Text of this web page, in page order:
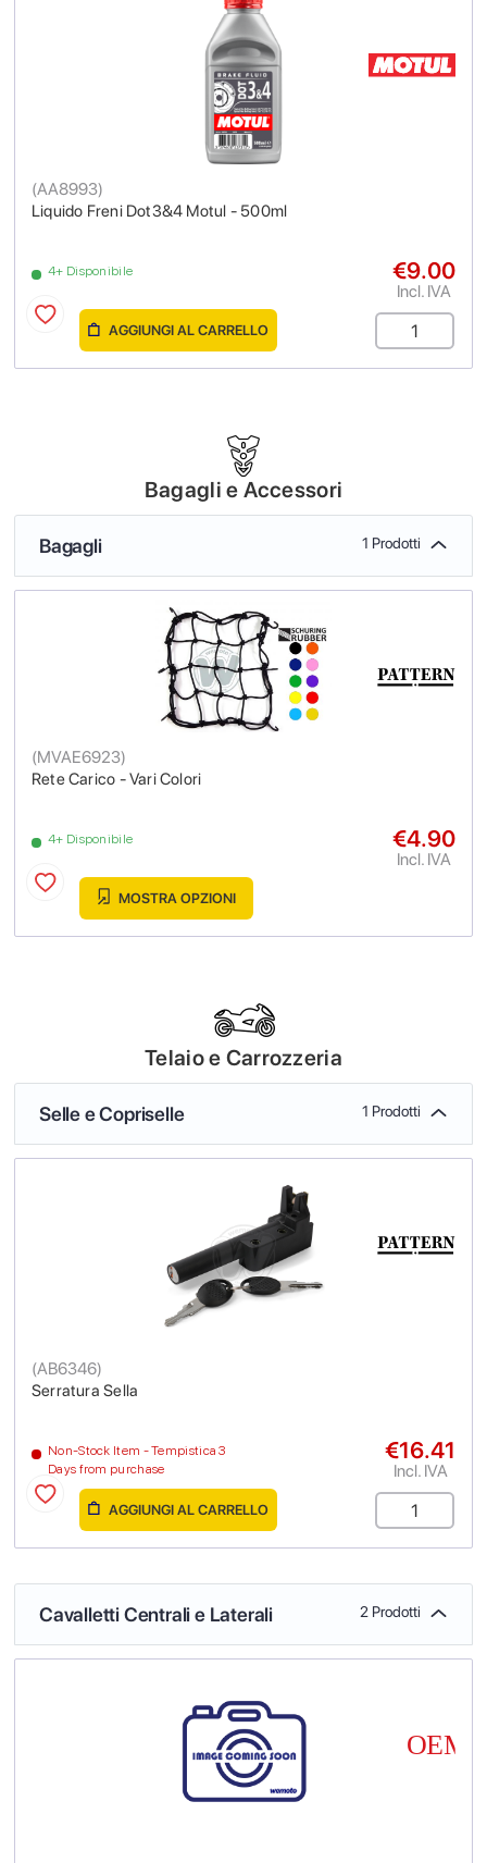
Liquido Freni Dot3&4 Motul - 500ml
(AA8993)
4+ Disponibile €9.00
Incl. IVA
AGGIUNGI AL CARRELLO
Bagagli e Accessori
Bagagli 1 Prodotti
Rete Carico - Vari Colori
(MVAE6923)
4+ Disponibile €4.90
Incl. IVA
MOSTRA OPZIONI
Telaio e Carrozzeria
Selle e Copriselle 1 Prodotti
Serratura Sella
(AB6346)
Non-Stock Item - Tempistica 3
Days from purchase
€16.41
Incl. IVA
AGGIUNGI AL CARRELLO
Cavalletti Centrali e Laterali 2 Prodotti